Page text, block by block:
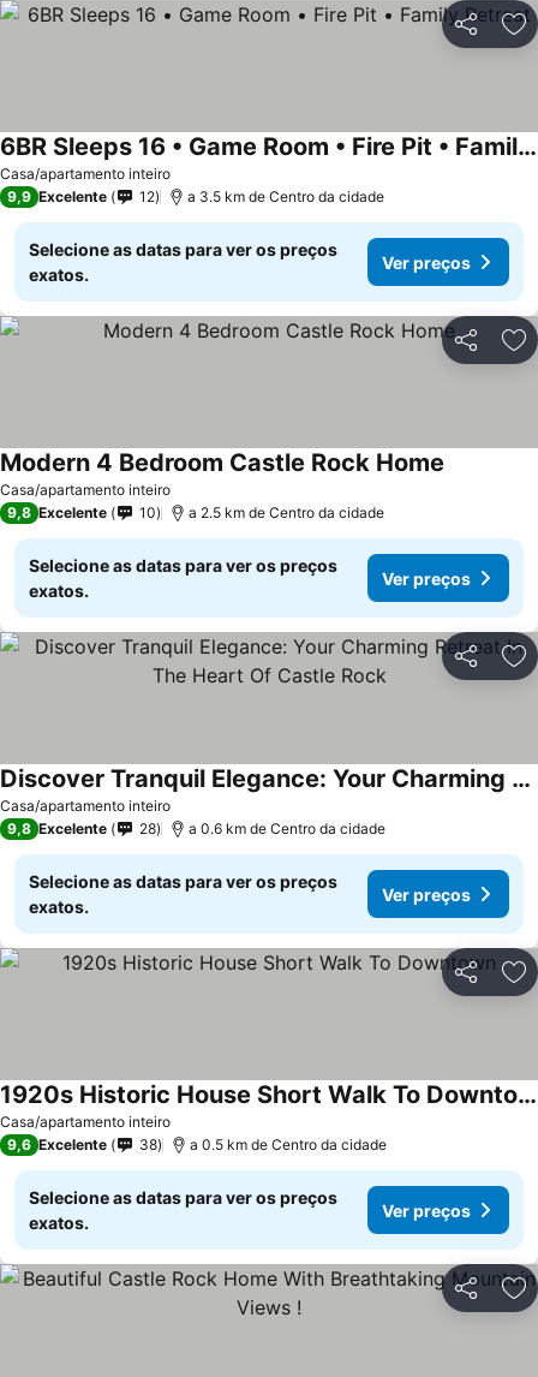
Partilhar
Casa/apartamento inteiro
6BR Sleeps 16 • Game Room • Fire Pit • Family Retreat
Ver preços
9,9 Excelente 12 a 3.5 km de Centro da cidade
Selecione as datas para ver os preços
exatos.
Ver preços
Partilhar
Casa/apartamento inteiro
Modern 4 Bedroom Castle Rock Home
9,8 Excelente 10 a 2.5 km de Centro da cidade
Selecione as datas para ver os preços
exatos.
Ver preços
Partilhar
Casa/apartamento inteiro
Discover Tranquil Elegance: Your Charming Retreat In The Heart Of Castle Rock
Ver preços
9,8 Excelente 28 a 0.6 km de Centro da cidade
Selecione as datas para ver os preços
exatos.
Ver preços
Partilhar
Casa/apartamento inteiro
1920s Historic House Short Walk To Downtown
Ver preços
9,6 Excelente 38 a 0.5 km de Centro da cidade
Selecione as datas para ver os preços
exatos.
Ver preços
Partilhar